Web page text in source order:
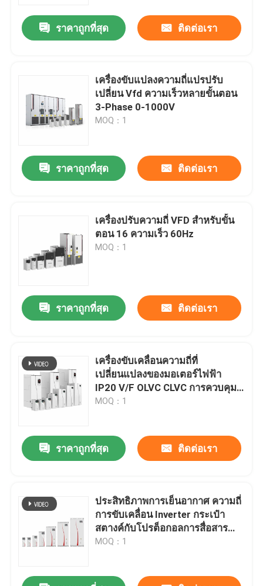
ราคาถูกที่สุด ติดต่อเรา
เครื่องขับแปลงความถี่แปรปรับ
เปลี่ยน Vfd ความเร็วหลายขั้นตอน
3-Phase 0-1000V
MOQ：1
ราคาถูกที่สุด ติดต่อเรา
เครื่องปรับความถี่ VFD สําหรับขั้น
ตอน 16 ความเร็ว 60Hz
MOQ：1
ราคาถูกที่สุด ติดต่อเรา
เครื่องขับเคลื่อนความถี่ที่
เปลี่ยนแปลงของมอเตอร์ไฟฟ้า
IP20 V/F OLVC CLVC การควบคุม
ป้องกันเชือกต่อการลด
MOQ：1
ราคาถูกที่สุด ติดต่อเรา
ประสิทธิภาพการเย็นอากาศ ความถี่
การขับเคลื่อน Inverter กระเป๋า
สตางค์กับโปรต็อกอลการสื่อสาร
Modbus RTU
MOQ：1